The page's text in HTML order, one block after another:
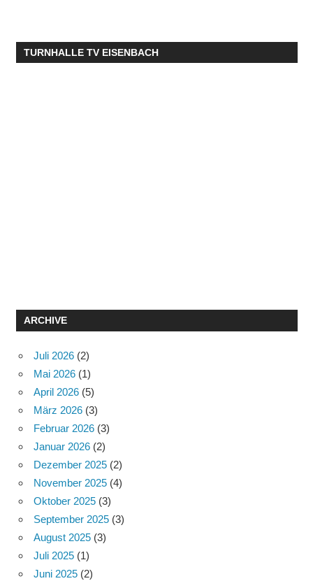
TURNHALLE TV EISENBACH
ARCHIVE
Juli 2026 (2)
Mai 2026 (1)
April 2026 (5)
März 2026 (3)
Februar 2026 (3)
Januar 2026 (2)
Dezember 2025 (2)
November 2025 (4)
Oktober 2025 (3)
September 2025 (3)
August 2025 (3)
Juli 2025 (1)
Juni 2025 (2)